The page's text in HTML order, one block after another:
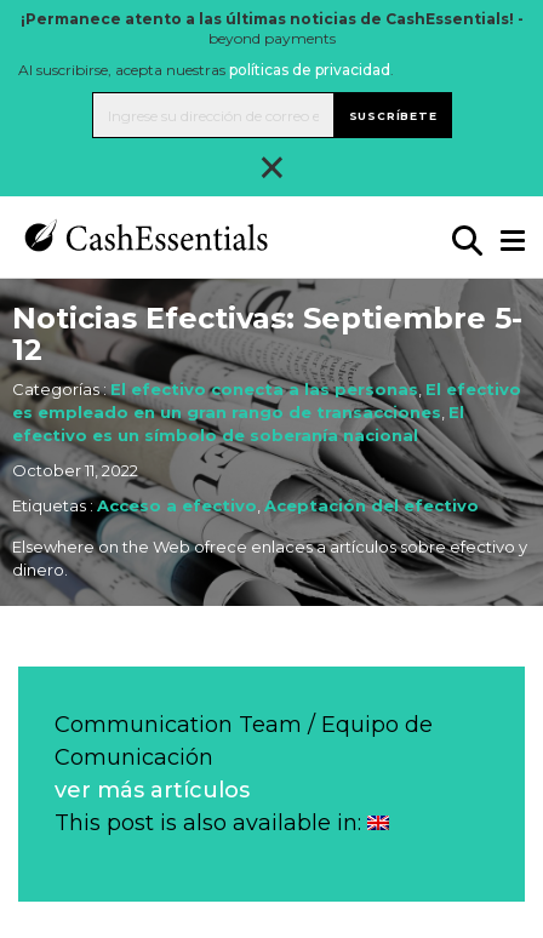
¡Permanece atento a las últimas noticias de CashEssentials! -
beyond payments
Al suscribirse, acepta nuestras políticas de privacidad .
SUSCRÍBETE
×
Noticias Efectivas: Septiembre 5-
12
Categorías :El efectivo conecta a las personas, El efectivo
es empleado en un gran rango de transacciones El
efectivo es un símbolo de soberanía nacional
October 11, 2022
Etiquetas : Acceso a efectivo Aceptación del efectivo
Elsewhere on the Web ofrece enlaces a artículos sobre efectivo y
dinero.
Communication Team / Equipo de
Comunicación
ver más artículos
This post is also available in: